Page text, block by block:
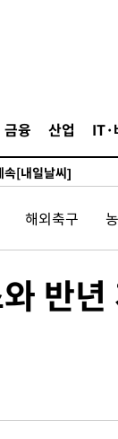
금융 산업 IT·
리센터도 압수수색
일…감시·경계태세
파악 중"
"
[내일날씨]
역적자 있어"
수색에 '충격·당황'
요임무종사 혐의
마감
마감
충돌 흔적 포착
기 끝 과달라하라 격
해외축구
반